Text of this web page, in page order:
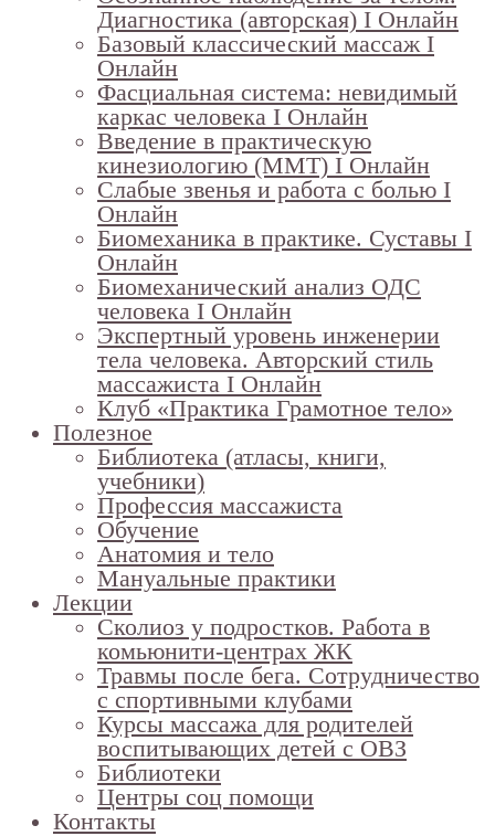
Диагностика (авторская) I Онлайн
Базовый классический массаж I
Онлайн
Фасциальная система: невидимый
каркас человека I Онлайн
Введение в практическую
кинезиологию (ММТ) I Онлайн
Слабые звенья и работа с болью I
Онлайн
Биомеханика в практике. Суставы I
Онлайн
Биомеханический анализ ОДС
человека I Онлайн
Экспертный уровень инженерии
тела человека. Авторский стиль
массажиста I Онлайн
Клуб «Практика Грамотное тело»
Полезное
Библиотека (атласы, книги,
учебники)
Профессия массажиста
Обучение
Анатомия и тело
Мануальные практики
Лекции
Сколиоз у подростков. Работа в
комьюнити-центрах ЖК
Травмы после бега. Сотрудничество
с спортивными клубами
Курсы массажа для родителей
воспитывающих детей с ОВЗ
Библиотеки
Центры соц помощи
Контакты